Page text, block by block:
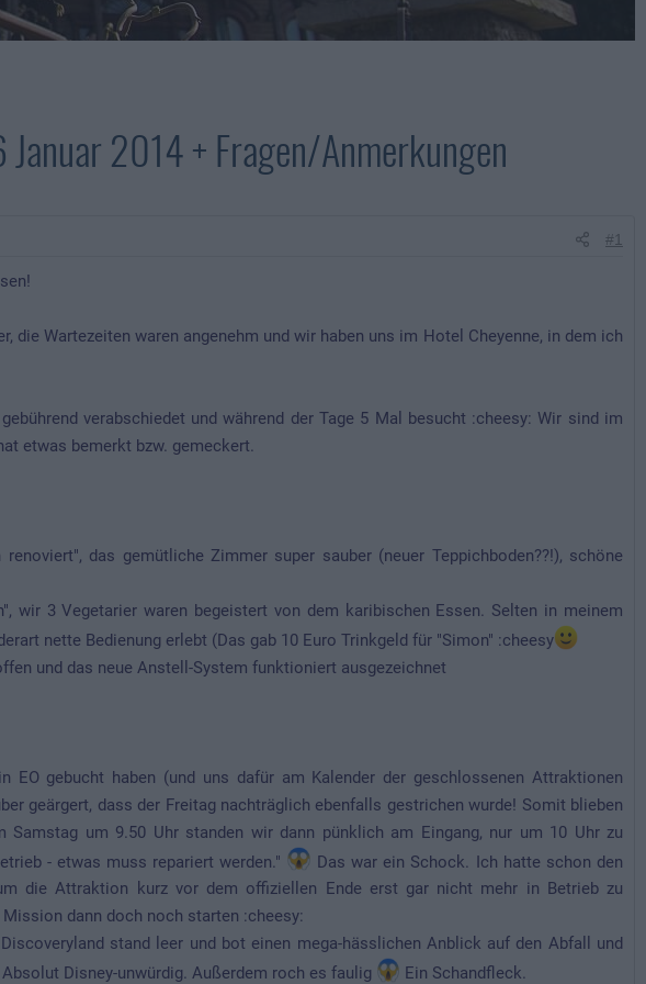
2014 + Fragen/Anmerkungen
#1
die Wartezeiten waren angenehm und wir haben uns im Hotel Cheyenne, in dem ich
verabschiedet und während der Tage 5 Mal besucht :cheesy: Wir sind im
etwas bemerkt bzw. gemeckert.
das gemütliche Zimmer super sauber (neuer Teppichboden??!), schöne
wir 3 Vegetarier waren begeistert von dem karibischen Essen. Selten in meinem
nette Bedienung erlebt (Das gab 10 Euro Trinkgeld für "Simon" :cheesy
und das neue Anstell-System funktioniert ausgezeichnet
EO gebucht haben (und uns dafür am Kalender der geschlossenen Attraktionen
geärgert, dass der Freitag nachträglich ebenfalls gestrichen wurde! Somit blieben
Samstag um 9.50 Uhr standen wir dann pünklich am Eingang, nur um 10 Uhr zu
- etwas muss repariert werden."
Das war ein Schock. Ich hatte schon den
die Attraktion kurz vor dem offiziellen Ende erst gar nicht mehr in Betrieb zu
dann doch noch starten :cheesy:
stand leer und bot einen mega-hässlichen Anblick auf den Abfall und
Disney-unwürdig. Außerdem roch es faulig
Ein Schandfleck.